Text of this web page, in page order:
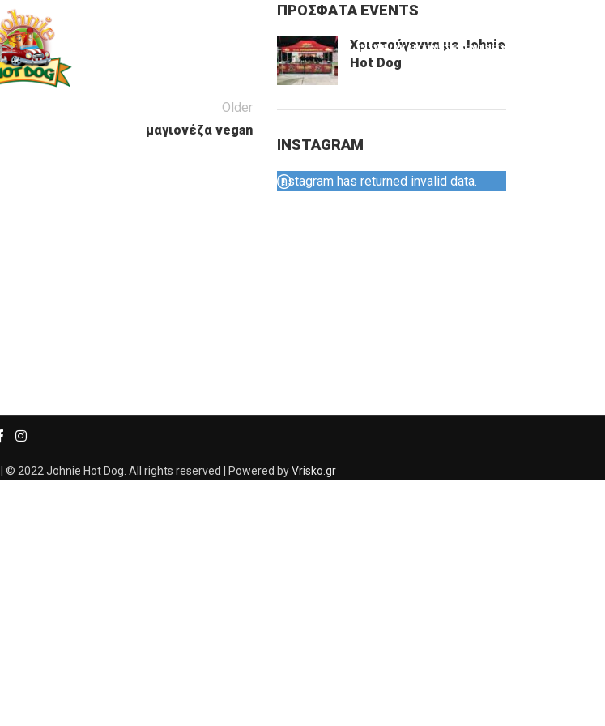
ΙΣΤΟΡΙΑΚΑΝΤΙΝΕΣEVENTSΕΠΙΚΟΙΝΩΝΙΑ
Older
μαγιονέζα vegan
ΠΡΟΣΦΑΤΑ EVENTS
Χριστούγεννα με Johnie
Hot Dog
INSTAGRAM
Instagram has returned invalid data.
| © 2022 Johnie Hot Dog. All rights reserved | Powered byVrisko.gr